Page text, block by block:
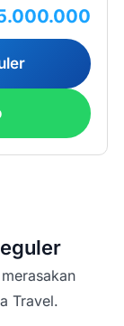
high
Travel.